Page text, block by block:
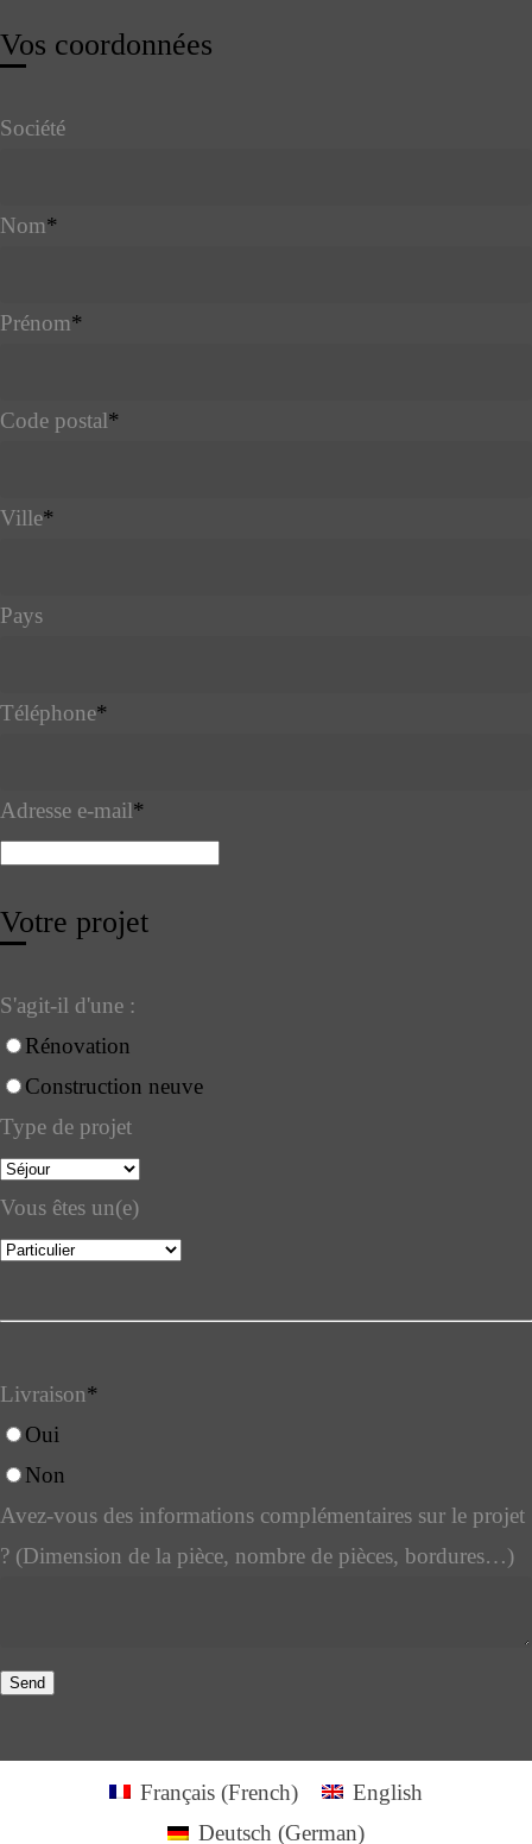
Vos coordonnées
Société
Nom*
Prénom*
Code postal*
Ville*
Pays
Téléphone*
Adresse e-mail*
Votre projet
S'agit-il d'une :
Rénovation
Construction neuve
Type de projet
Vous êtes un(e)
Livraison*
Oui
Non
Avez-vous des informations complémentaires sur le projet
? (Dimension de la pièce, nombre de pièces, bordures…)
Send
Français (French)
English
Deutsch (German)